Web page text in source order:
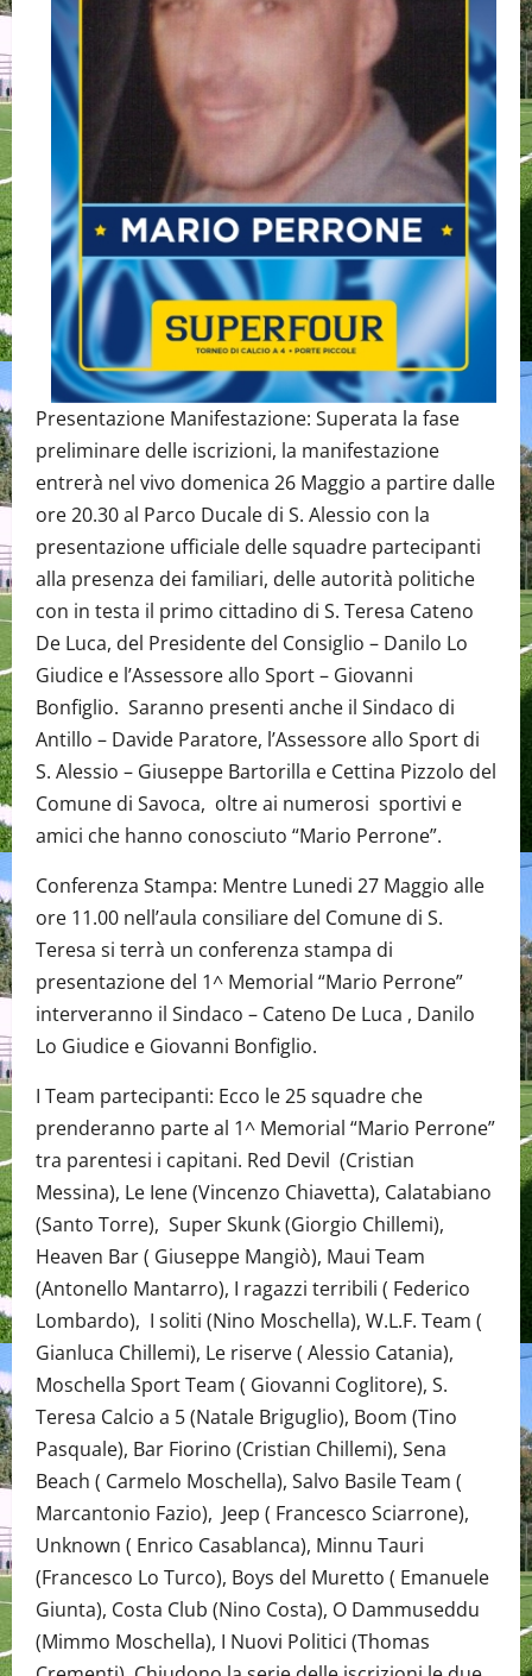
Presentazione Manifestazione: Superata la fase
preliminare delle iscrizioni, la manifestazione
entrerà nel vivo domenica 26 Maggio a partire dalle
ore 20.30 al Parco Ducale di S. Alessio con la
presentazione ufficiale delle squadre partecipanti
alla presenza dei familiari, delle autorità politiche
con in testa il primo cittadino di S. Teresa Cateno
De Luca, del Presidente del Consiglio – Danilo Lo
Giudice e l’Assessore allo Sport – Giovanni
Bonfiglio. Saranno presenti anche il Sindaco di
Antillo – Davide Paratore, l’Assessore allo Sport di
S. Alessio – Giuseppe Bartorilla e Cettina Pizzolo del
Comune di Savoca, oltre ai numerosi sportivi e
amici che hanno conosciuto “Mario Perrone”.
Conferenza Stampa: Mentre Lunedi 27 Maggio alle
ore 11.00 nell’aula consiliare del Comune di S.
Teresa si terrà un conferenza stampa di
presentazione del 1^ Memorial “Mario Perrone”
interveranno il Sindaco – Cateno De Luca , Danilo
Lo Giudice e Giovanni Bonfiglio.
I Team partecipanti: Ecco le 25 squadre che
prenderanno parte al 1^ Memorial “Mario Perrone”
tra parentesi i capitani. Red Devil (Cristian
Messina), Le Iene (Vincenzo Chiavetta), Calatabiano
(Santo Torre), Super Skunk (Giorgio Chillemi),
Heaven Bar ( Giuseppe Mangiò), Maui Team
(Antonello Mantarro), I ragazzi terribili ( Federico
Lombardo), I soliti (Nino Moschella), W.L.F. Team (
Gianluca Chillemi), Le riserve ( Alessio Catania),
Moschella Sport Team ( Giovanni Coglitore), S.
Teresa Calcio a 5 (Natale Briguglio), Boom (Tino
Pasquale), Bar Fiorino (Cristian Chillemi), Sena
Beach ( Carmelo Moschella), Salvo Basile Team (
Marcantonio Fazio), Jeep ( Francesco Sciarrone),
Unknown ( Enrico Casablanca), Minnu Tauri
(Francesco Lo Turco), Boys del Muretto ( Emanuele
Giunta), Costa Club (Nino Costa), O Dammuseddu
(Mimmo Moschella), I Nuovi Politici (Thomas